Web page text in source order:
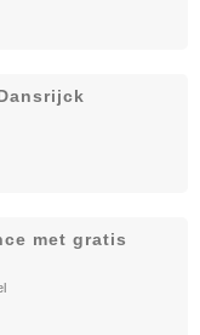
met gratis